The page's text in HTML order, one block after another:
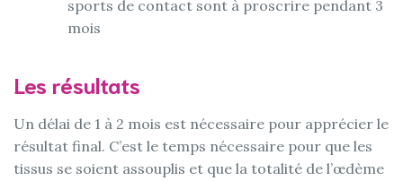
sports de contact sont à proscrire pendant 3
mois
Les résultats
Un délai de 1 à 2 mois est nécessaire pour apprécier le
résultat final. C’est le temps nécessaire pour que les
tissus se soient assouplis et que la totalité de l’œdème